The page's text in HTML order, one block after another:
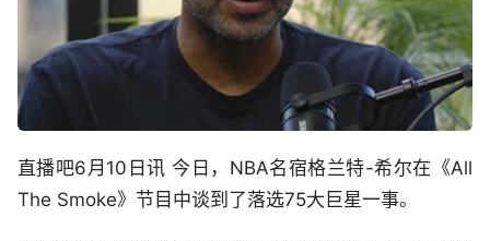
直播吧6月10日讯 今日，NBA名宿格兰特-希尔在《All
The Smoke》节目中谈到了落选75大巨星一事。